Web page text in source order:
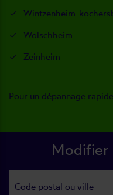
Wintzenheim-
Wolschheim
Zeinheim
Pour un dépannage
Modifier